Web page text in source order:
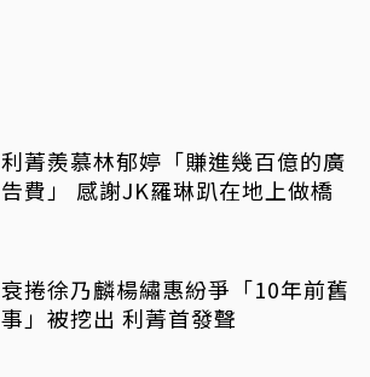
利菁羨慕林郁婷「賺進幾百億的廣
告費」 感謝JK羅琳趴在地上做橋
衰捲徐乃麟楊繡惠紛爭「10年前舊
事」被挖出 利菁首發聲